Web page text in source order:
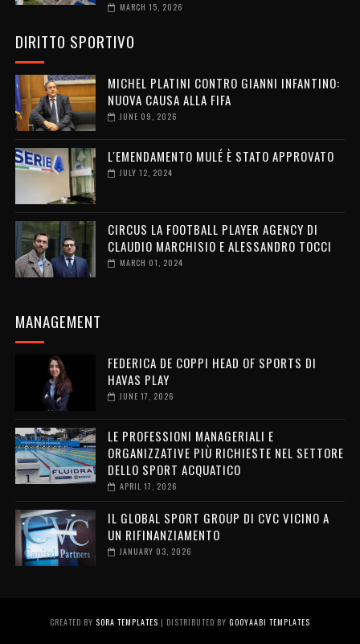
MARCH 15, 2026
DIRITTO SPORTIVO
MICHEL PLATINI CONTRO GIANNI INFANTINO:
NUOVA CAUSA ALLA FIFA
JUNE 09, 2026
L'EMENDAMENTO MULÉ È STATO APPROVATO
JULY 12, 2024
CIRCUS LA FOOTBALL PLAYER AGENCY DI
CLAUDIO MARCHISIO E ALESSANDRO TOCCI
MARCH 01, 2024
MANAGEMENT
FEDERICA DE COPPI HEAD OF SPORTS DI
HAVAS PLAY
JUNE 17, 2026
LE PROFESSIONI MANAGERIALI E
ORGANIZZATIVE PIÙ RICHIESTE NEL SETTORE
DELLO SPORT ACQUATICO
APRIL 17, 2026
IL GLOBAL SPORT GROUP DI CVC VICINO A
UN RIFINANZIAMENTO
JANUARY 03, 2026
CREATED BY SORA TEMPLATES | DISTRIBUTED BY GOOYAABI TEMPLATES